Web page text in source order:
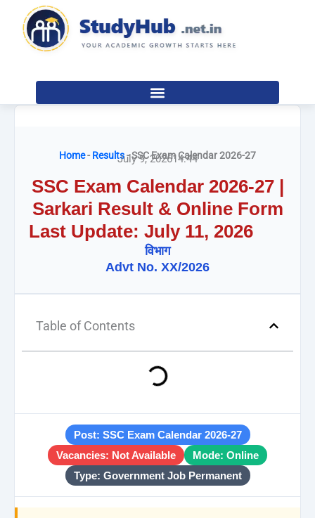
content
Home- Results-SSC Exam Calendar 2026-27
July 9, 202614:44
SSC Exam Calendar 2026-27 |
Sarkari Result & Online Form
Last Update: July 11, 2026
विभाग
Advt No. XX/2026
Table of Contents
Post: SSC Exam Calendar 2026-27
Vacancies: Not Available
Mode: Online
Type: Government Job Permanent